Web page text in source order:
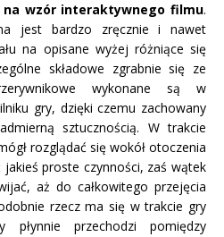
na wzór interaktywnego filmu.
jest bardzo zręcznie i nawet
na opisane wyżej różniące się
składowe zgrabnie się ze
wykonane są w
gry, dzięki czemu zachowany
sztucznością. W trakcie
rozglądać się wokół otoczenia
proste czynności, zaś wątek
aż do całkowitego przejęcia
rzecz ma się w trakcie gry
płynnie przechodzi pomiędzy